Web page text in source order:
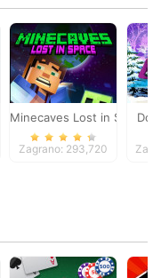
Minecaves Lost in Space
Zagrano: 293,720